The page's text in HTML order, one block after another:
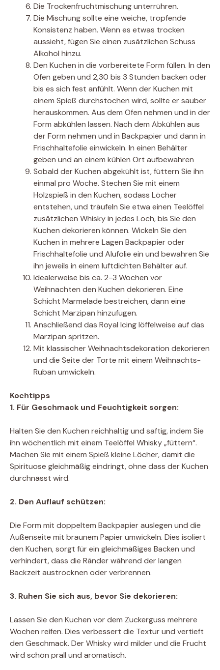
Die Trockenfruchtmischung unterrühren.
Die Mischung sollte eine weiche, tropfende
Konsistenz haben. Wenn es etwas trocken
aussieht, fügen Sie einen zusätzlichen Schuss
Alkohol hinzu.
Den Kuchen in die vorbereitete Form füllen. In den
Ofen geben und 2,30 bis 3 Stunden backen oder
bis es sich fest anfühlt. Wenn der Kuchen mit
einem Spieß durchstochen wird, sollte er sauber
herauskommen. Aus dem Ofen nehmen und in der
Form abkühlen lassen. Nach dem Abkühlen aus
der Form nehmen und in Backpapier und dann in
Frischhaltefolie einwickeln. In einen Behälter
geben und an einem kühlen Ort aufbewahren
Sobald der Kuchen abgekühlt ist, füttern Sie ihn
einmal pro Woche. Stechen Sie mit einem
Holzspieß in den Kuchen, sodass Löcher
entstehen, und träufeln Sie etwa einen Teelöffel
zusätzlichen Whisky in jedes Loch, bis Sie den
Kuchen dekorieren können. Wickeln Sie den
Kuchen in mehrere Lagen Backpapier oder
Frischhaltefolie und Alufolie ein und bewahren Sie
ihn jeweils in einem luftdichten Behälter auf.
Idealerweise bis ca. 2-3 Wochen vor
Weihnachten den Kuchen dekorieren. Eine
Schicht Marmelade bestreichen, dann eine
Schicht Marzipan hinzufügen.
Anschließend das Royal Icing löffelweise auf das
Marzipan spritzen.
Mit klassischer Weihnachtsdekoration dekorieren
und die Seite der Torte mit einem Weihnachts-
Ruban umwickeln.
Kochtipps
1. Für Geschmack und Feuchtigkeit sorgen:
Halten Sie den Kuchen reichhaltig und saftig, indem Sie
ihn wöchentlich mit einem Teelöffel Whisky „füttern“.
Machen Sie mit einem Spieß kleine Löcher, damit die
Spirituose gleichmäßig eindringt, ohne dass der Kuchen
durchnässt wird.
2. Den Auflauf schützen:
Die Form mit doppeltem Backpapier auslegen und die
Außenseite mit braunem Papier umwickeln. Dies isoliert
den Kuchen, sorgt für ein gleichmäßiges Backen und
verhindert, dass die Ränder während der langen
Backzeit austrocknen oder verbrennen.
3. Ruhen Sie sich aus, bevor Sie dekorieren:
Lassen Sie den Kuchen vor dem Zuckerguss mehrere
Wochen reifen. Dies verbessert die Textur und vertieft
den Geschmack. Der Whisky wird milder und die Frucht
wird schön prall und aromatisch.